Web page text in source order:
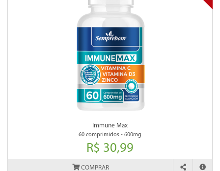
Immune Max
60 comprimidos - 600mg
R$ 30,99
COMPRAR